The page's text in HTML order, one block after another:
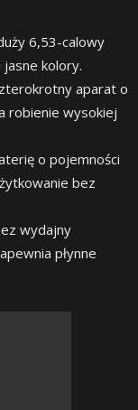
6,53-calowy
kolory.
aparat o
robienie wysokiej
o pojemności
bez
wydajny
płynne